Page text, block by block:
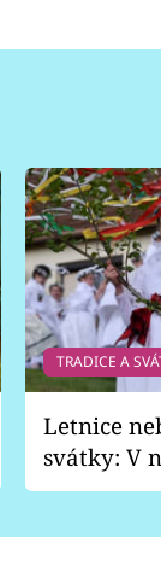
TRADICE A
Letnice
svátky: V
pondělí